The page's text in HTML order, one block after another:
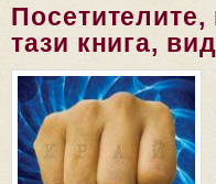
Посетителите,
тази книга,